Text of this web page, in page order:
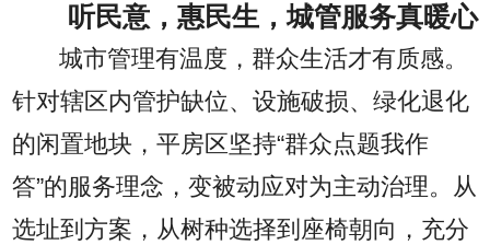
听民意，惠民生，城管服务真暖心
城市管理有温度，群众生活才有质感。
针对辖区内管护缺位、设施破损、绿化退化
的闲置地块，平房区坚持“群众点题我作
答”的服务理念，变被动应对为主动治理。从
选址到方案，从树种选择到座椅朝向，充分